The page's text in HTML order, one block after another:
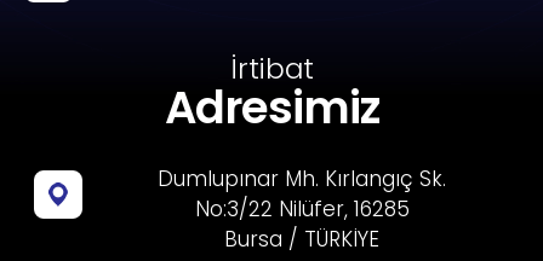
İrtibat
Adresimiz
Dumlupınar Mh. Kırlangıç Sk.
No:3/22 Nilüfer, 16285
Bursa / TÜRKİYE